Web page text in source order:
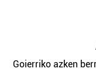
Goierriko azken